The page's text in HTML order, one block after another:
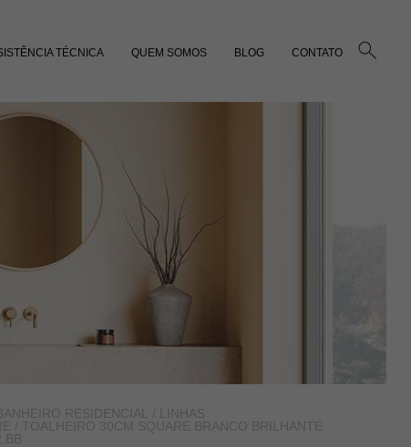
TÉCNICA QUEM SOMOS BLOG CONTATO
RESIDENCIAL /
LINHAS
/ TOALHEIRO 30CM SQUARE BRANCO BRILHANTE